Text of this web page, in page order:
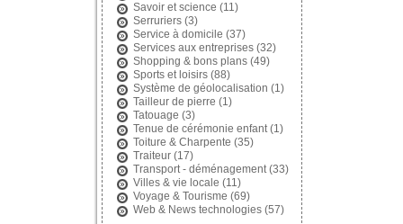
Savoir et science (11)
Serruriers(3)
Service à domicile (37)
Services aux entreprises(32)
Shopping & bons plans(49)
Sports et loisirs(88)
Système de géolocalisation (1)
Tailleur de pierre (1)
Tatouage (3)
Tenue de cérémonie enfant(1)
Toiture & Charpente (35)
Traiteur(17)
Transport - déménagement(33)
Villes & vie locale (11)
Voyage & Tourisme (69)
Web & News technologies(57)